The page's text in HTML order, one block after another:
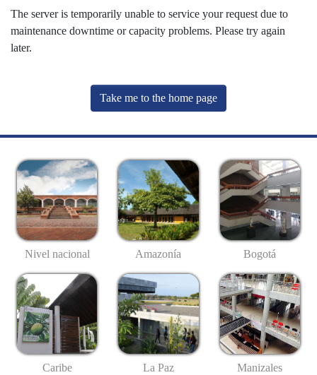
The server is temporarily unable to service your request due to
maintenance downtime or capacity problems. Please try again
later.
Take me to the home page
Nivel nacional Amazonía Bogotá
Caribe La Paz Manizales